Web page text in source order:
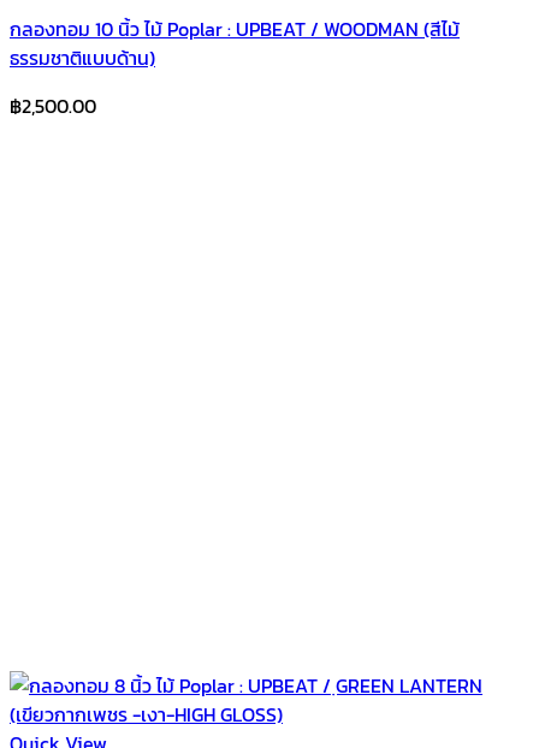
กลองทอม 10 นิ้ว ไม้ Poplar : UPBEAT / WOODMAN (สีไม้
ธรรมชาติแบบด้าน)
฿2,500.00